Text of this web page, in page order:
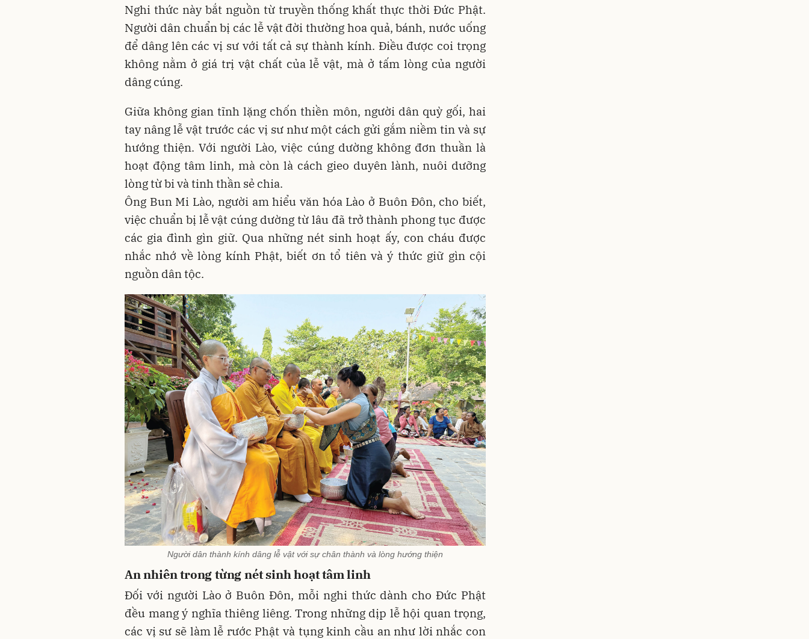
Nghi thức này bắt nguồn từ truyền thống khất thực thời Đức Phật.
Người dân chuẩn bị các lễ vật đời thường hoa quả, bánh, nước uống
để dâng lên các vị sư với tất cả sự thành kính. Điều được coi trọng
không nằm ở giá trị vật chất của lễ vật, mà ở tấm lòng của người
dâng cúng.
Giữa không gian tĩnh lặng chốn thiền môn, người dân quỳ gối, hai
tay nâng lễ vật trước các vị sư như một cách gửi gắm niềm tin và sự
hướng thiện. Với người Lào, việc cúng dường không đơn thuần là
hoạt động tâm linh, mà còn là cách gieo duyên lành, nuôi dưỡng
lòng từ bi và tinh thần sẻ chia.
Ông Bun Mi Lào, người am hiểu văn hóa Lào ở Buôn Đôn, cho biết,
việc chuẩn bị lễ vật cúng dường từ lâu đã trở thành phong tục được
các gia đình gìn giữ. Qua những nét sinh hoạt ấy, con cháu được
nhắc nhớ về lòng kính Phật, biết ơn tổ tiên và ý thức giữ gìn cội
nguồn dân tộc.
Người dân thành kính dâng lễ vật với sự chân thành và lòng hướng thiện
An nhiên trong từng nét sinh hoạt tâm linh
Đối với người Lào ở Buôn Đôn, mỗi nghi thức dành cho Đức Phật
đều mang ý nghĩa thiêng liêng. Trong những dịp lễ hội quan trọng,
các vị sư sẽ làm lễ rước Phật và tụng kinh cầu an như lời nhắc con